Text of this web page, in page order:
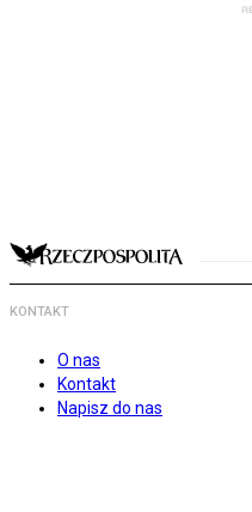
KONTAKT
O nas
Kontakt
Napisz do nas